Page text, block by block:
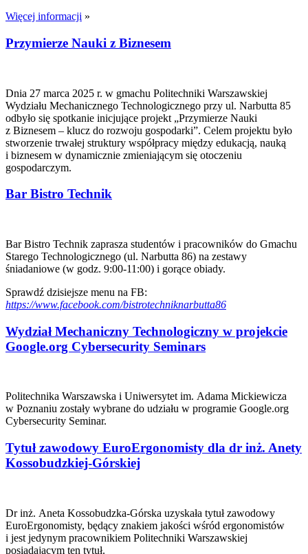
Więcej informacji »
Przymierze Nauki z Biznesem
Dnia 27 marca 2025 r. w gmachu Politechniki Warszawskiej
Wydziału Mechanicznego Technologicznego przy ul. Narbutta 85
odbyło się spotkanie inicjujące projekt „Przymierze Nauki
z Biznesem – klucz do rozwoju gospodarki”. Celem projektu było
stworzenie trwałej struktury współpracy między edukacją, nauką
i biznesem w dynamicznie zmieniającym się otoczeniu
gospodarczym.
Bar Bistro Technik
Bar Bistro Technik zaprasza studentów i pracowników do Gmachu
Starego Technologicznego (ul. Narbutta 86) na zestawy
śniadaniowe (w godz. 9:00-11:00) i gorące obiady.
Sprawdź dzisiejsze menu na FB:
https://www.facebook.com/bistrotechniknarbutta86
Wydział Mechaniczny Technologiczny w projekcie
Google.org Cybersecurity Seminars
Politechnika Warszawska i Uniwersytet im. Adama Mickiewicza
w Poznaniu zostały wybrane do udziału w programie Google.org
Cybersecurity Seminar.
Tytuł zawodowy EuroErgonomisty dla dr inż. Anety
Kossobudzkiej-Górskiej
Dr inż. Aneta Kossobudzka-Górska uzyskała tytuł zawodowy
EuroErgonomisty, będący znakiem jakości wśród ergonomistów
i jest jedynym pracownikiem Politechniki Warszawskiej
posiadającym ten tytuł.